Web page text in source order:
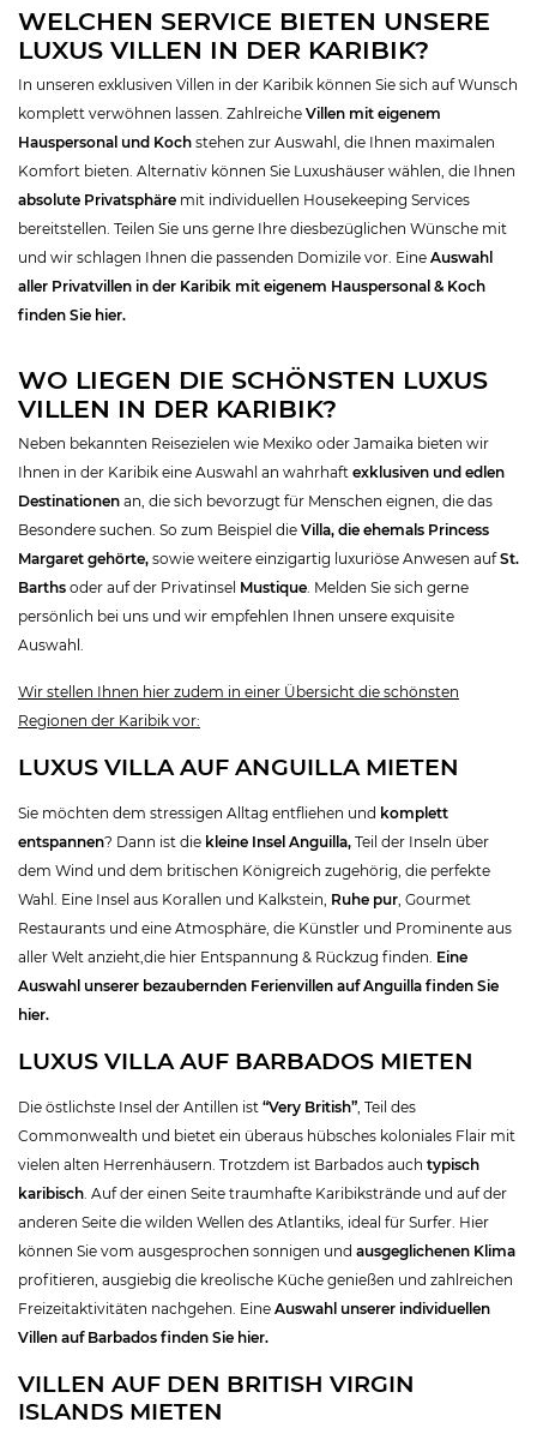
WELCHEN SERVICE BIETEN UNSERE
LUXUS VILLEN IN DER KARIBIK?
In unseren exklusiven Villen in der Karibik können Sie sich auf Wunsch
komplett verwöhnen lassen. Zahlreiche Villen mit eigenem
Hauspersonal und Koch stehen zur Auswahl, die Ihnen maximalen
Komfort bieten. Alternativ können Sie Luxushäuser wählen, die Ihnen
absolute Privatsphäre mit individuellen Housekeeping Services
bereitstellen. Teilen Sie uns gerne Ihre diesbezüglichen Wünsche mit
und wir schlagen Ihnen die passenden Domizile vor. Eine Auswahl
aller Privatvillen in der Karibik mit eigenem Hauspersonal & Koch
finden Sie hier.
WO LIEGEN DIE SCHÖNSTEN LUXUS
VILLEN IN DER KARIBIK?
Neben bekannten Reisezielen wie Mexiko oder Jamaika bieten wir
Ihnen in der Karibik eine Auswahl an wahrhaft exklusiven und edlen
Destinationen an, die sich bevorzugt für Menschen eignen, die das
Besondere suchen. So zum Beispiel die Villa, die ehemals Princess
Margaret gehörte, sowie weitere einzigartig luxuriöse Anwesen aufSt.
Barths oder auf der Privatinsel Mustique . Melden Sie sich gerne
persönlich bei uns und wir empfehlen Ihnen unsere exquisite
Auswahl.
Wir stellen Ihnen hier zudem in einer Übersicht die schönsten
Regionen der Karibik vor:
LUXUS VILLA AUF ANGUILLA MIETEN
Sie möchten dem stressigen Alltag entfliehen und komplett
entspannen? Dann ist die kleine Insel Anguilla, Teil der Inseln über
dem Wind und dem britischen Königreich zugehörig, die perfekte
Wahl. Eine Insel aus Korallen und Kalkstein, Ruhe pur , Gourmet
Restaurants und eine Atmosphäre, die Künstler und Prominente aus
aller Welt anzieht,die hier Entspannung & Rückzug finden. Eine
Auswahl unserer bezaubernden Ferienvillen auf Anguilla finden Sie
hier.
LUXUS VILLA AUF BARBADOS MIETEN
Die östlichste Insel der Antillen ist “Very British” , Teil des
Commonwealth und bietet ein überaus hübsches koloniales Flair mit
vielen alten Herrenhäusern. Trotzdem ist Barbados auch typisch
karibisch . Auf der einen Seite traumhafte Karibikstrände und auf der
anderen Seite die wilden Wellen des Atlantiks, ideal für Surfer. Hier
können Sie vom ausgesprochen sonnigen und ausgeglichenen Klima
profitieren, ausgiebig die kreolische Küche genießen und zahlreichen
Freizeitaktivitäten nachgehen. Eine Auswahl unserer individuellen
Villen auf Barbados finden Sie hier.
VILLEN AUF DEN BRITISH VIRGIN
ISLANDS MIETEN